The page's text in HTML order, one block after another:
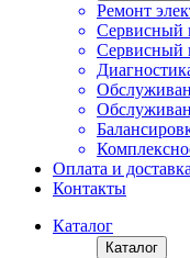
Ремонт
Сервисный
Сервисный
Оплата и доставка
Контакты
Каталог
Каталог